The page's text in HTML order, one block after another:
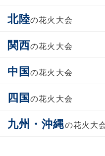
北陸の花火大会
関西の花火大会
中国の花火大会
四国の花火大会
九州・沖縄の花火大